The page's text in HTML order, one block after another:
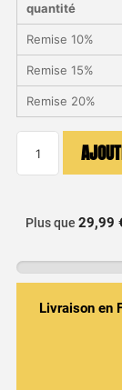
quantité
Remise 10%
Remise 15%
Remise 20%
Rouges
Plus que 29,99
Livraison en